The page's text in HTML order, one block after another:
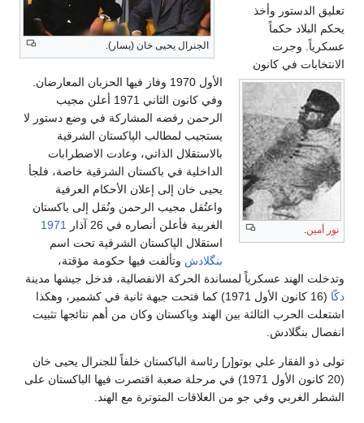
الجنرال يحيى خان (يسار).
نور أمين.
تعليق الدستور وأخذ
يحكم البلاد حكماً
عسكرياً. وجرت
الانتخابات في كانون
الأول 1970 وفاز فيها الحزبان المعارضان.
وفي كانون الثاني 1971 أعلن مجيب
الرحمن رفضه المشاركة في وضع دستور لا
يستجيب لمطالب الپاكستان الشرقية
بالاستقلال الذاتي، وعادت الاضطرابات
الداخلية في باكستان الشرقية خاصة، فلجأ
يحيى خان إلى إعلان الأحكام العرفية
واعتُقل مجيب الرحمن ونُقل إلى باكستان
الغربية فأعلن أنصاره في 26 آذار
1971
استقلال الپاكستان الشرقية تحت اسم
بنگلادش وتألفت فيها حكومة مؤقتة،
وتدخلت الهند عسكرياً لمساندة الحركة الانفصالية، فدخل جيشها مدينة
دكّا
(16 كانون الأول 1971) كما فتحت جبهة ثانية في كشمير، وهكذا
اشتعلت الحرب الثالثة بين الهند وپاكستان وكان من أهم نتائجها تثبيت
انفصال بنگلادش.
تولى ذو الفقار علي بوتو[ر] رئاسة الباكستان خلفاً للجنرال يحيى خان
(20 كانون الأول 1971) في مرحلة صعبة اقتصرت فيها الباكستان على
الشطر الغربي وفي جو من العلاقات المتوترة مع الهند.